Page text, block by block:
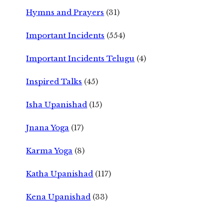
Hymns and Prayers (31)
Important Incidents (554)
Important Incidents Telugu (4)
Inspired Talks (45)
Isha Upanishad (15)
Jnana Yoga (17)
Karma Yoga (8)
Katha Upanishad (117)
Kena Upanishad (33)